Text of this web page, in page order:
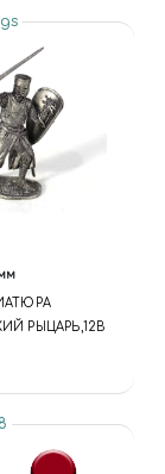
РЫЦАРЬ,12В